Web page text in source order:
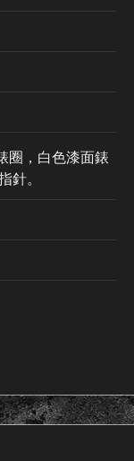
圈，白色漆面錶
針。